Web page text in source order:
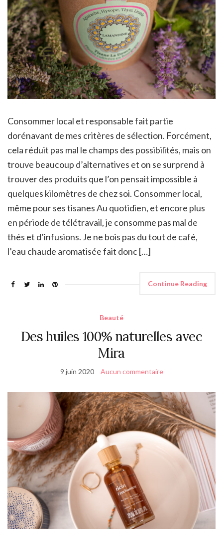
Consommer local et responsable fait partie
dorénavant de mes critères de sélection. Forcément,
cela réduit pas mal le champs des possibilités, mais on
trouve beaucoup d’alternatives et on se surprend à
trouver des produits que l’on pensait impossible à
quelques kilomètres de chez soi. Consommer local,
même pour ses tisanes Au quotidien, et encore plus
en période de télétravail, je consomme pas mal de
thés et d’infusions. Je ne bois pas du tout de café,
l’eau chaude aromatisée fait donc […]
Continue Reading
Beauté
Des huiles 100% naturelles avec
Mira
9 juin 2020 Aucun commentaire